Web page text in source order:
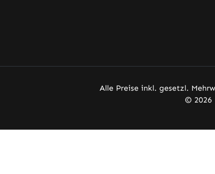
Alle Preise inkl. gesetzl.
© 2026